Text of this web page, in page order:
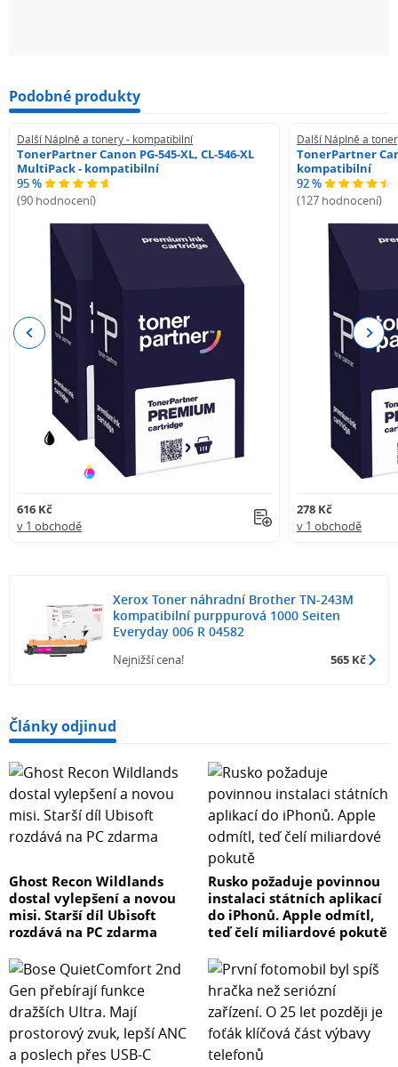
Podobné produkty
Další Náplně a tonery - kompatibilní
TonerPartner Canon PG-545-XL, CL-546-XL
MultiPack - kompatibilní
95 %
(90 hodnocení)
616 Kč
v 1 obchodě
Další Náplně a
TonerPartner
kompatibilní
92 %
(127 hodnocení)
278 Kč
v 1 obchodě
Previous Next
Xerox Toner náhradní Brother TN-243M
kompatibilní purppurová 1000 Seiten
Everyday 006 R 04582
Nejnižší cena! 565 Kč
Články odjinud
Ghost Recon Wildlands
dostal vylepšení a novou
misi. Starší díl Ubisoft
rozdává na PC zdarma
Rusko požaduje povinnou
instalaci státních aplikací
do iPhonů. Apple odmítl,
teď čelí miliardové pokutě